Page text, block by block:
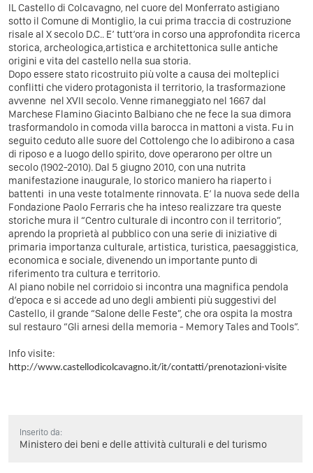
IL Castello di Colcavagno, nel cuore del Monferrato astigiano
sotto il Comune di Montiglio, la cui prima traccia di costruzione
risale al X secolo D.C.. E’ tutt‘ora in corso una approfondita ricerca
storica, archeologica,artistica e architettonica sulle antiche
origini e vita del castello nella sua storia.
Dopo essere stato ricostruito più volte a causa dei molteplici
conflitti che videro protagonista il territorio, la trasformazione
avvenne nel XVII secolo. Venne rimaneggiato nel 1667 dal
Marchese Flamino Giacinto Balbiano che ne fece la sua dimora
trasformandolo in comoda villa barocca in mattoni a vista. Fu in
seguito ceduto alle suore del Cottolengo che lo adibirono a casa
di riposo e a luogo dello spirito, dove operarono per oltre un
secolo (1902-2010). Dal 5 giugno 2010, con una nutrita
manifestazione inaugurale, lo storico maniero ha riaperto i
battenti in una veste totalmente rinnovata. E’ la nuova sede della
Fondazione Paolo Ferraris che ha inteso realizzare tra queste
storiche mura il “Centro culturale di incontro con il territorio”,
aprendo la proprietà al pubblico con una serie di iniziative di
primaria importanza culturale, artistica, turistica, paesaggistica,
economica e sociale, divenendo un importante punto di
riferimento tra cultura e territorio.
Al piano nobile nel corridoio si incontra una magnifica pendola
d’epoca e si accede ad uno degli ambienti più suggestivi del
Castello, il grande “Salone delle Feste”, che ora ospita la mostra
sul restauro “Gli arnesi della memoria - Memory Tales and Tools”.
Info visite:
http://www.castellodicolcavagno.it/it/contatti/prenotazioni-visite
Inserito da:
Ministero dei beni e delle attività culturali e del turismo